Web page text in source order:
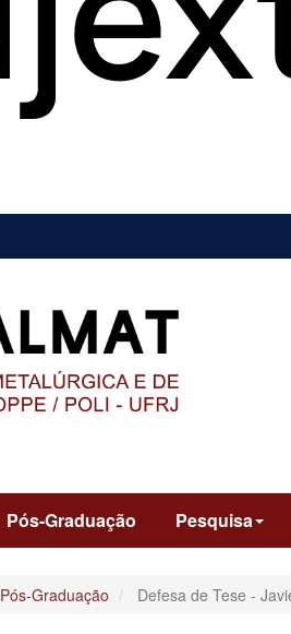
Pós-Graduação Pesquisa
Pós-Graduação Defesa de Tese -